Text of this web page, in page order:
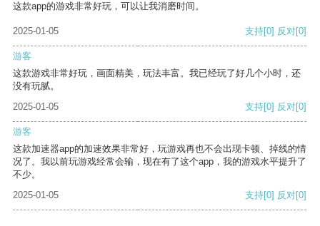
这款app的游戏非常好玩，可以让我消磨时间。
2025-01-05 支持[0] 反对[0]
游客
这款游戏非常好玩，画面精美，玩法丰富。我已经玩了好几个小时，还
没有玩腻。
2025-01-05
支持[0] 反对[0]
游客
这款加速器app的加速效果非常好，玩游戏再也不会出现卡顿、掉线的情
况了。我以前玩游戏经常会输，现在有了这个app，我的游戏水平提升了
不少。
2025-01-05
支持[0] 反对[0]